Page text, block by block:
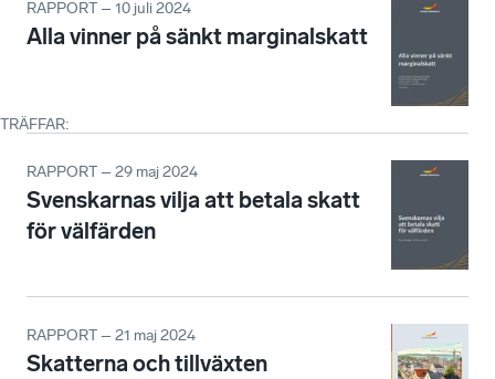
TRÄFFAR:
RAPPORT – 10 juli 2024
Alla vinner på sänkt marginalskatt
RAPPORT – 29 maj 2024
Svenskarnas vilja att betala skatt
för välfärden
RAPPORT – 21 maj 2024
Skatterna och tillväxten